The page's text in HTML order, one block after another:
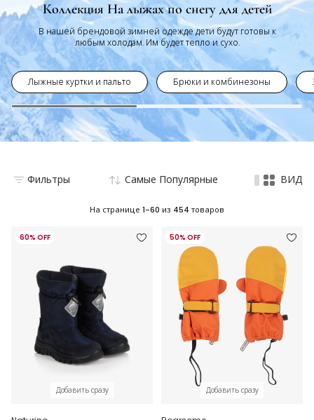
Коллекция На лыжах по снегу для детей
В нашей брендовой зимней одежде дети будут готовы к
любым холодам. Им будет тепло и сухо.
Лыжные куртки и пальто Брюки и комбинезоны
Фильтры Самые Популярные ВИД
На странице 1-60 из 454 товаров
60% OFF
Добавить сразу
50% OFF
Добавить сразу